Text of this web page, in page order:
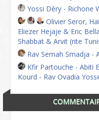
Yossi Déry - Richone
Olivier Seror,
Eliezer Hejaje & Eric
Shabbat & Arvit (rite
Rav Semah Smadja -
Kfir Partouche - Abiti
Kourd - Rav Ovadia